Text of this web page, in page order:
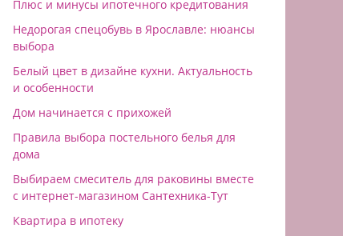
Плюс и минусы ипотечного кредитования
Недорогая спецобувь в Ярославле: нюансы
выбора
Белый цвет в дизайне кухни. Актуальность
и особенности
Дом начинается с прихожей
Правила выбора постельного белья для
дома
Выбираем смеситель для раковины вместе
с интернет-магазином Сантехника-Тут
Квартира в ипотеку